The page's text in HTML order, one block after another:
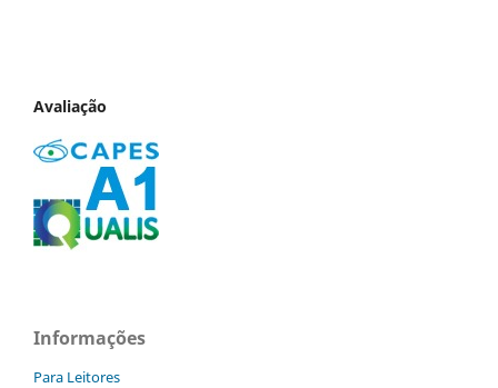
Avaliação
Informações
Para Leitores